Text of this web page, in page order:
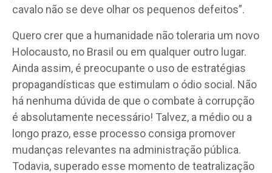
cavalo não se deve olhar os pequenos defeitos”.
Quero crer que a humanidade não toleraria um novo
Holocausto, no Brasil ou em qualquer outro lugar.
Ainda assim, é preocupante o uso de estratégias
propagandísticas que estimulam o ódio social. Não
há nenhuma dúvida de que o combate à corrupção
é absolutamente necessário! Talvez, a médio ou a
longo prazo, esse processo consiga promover
mudanças relevantes na administração pública.
Todavia, superado esse momento de teatralização